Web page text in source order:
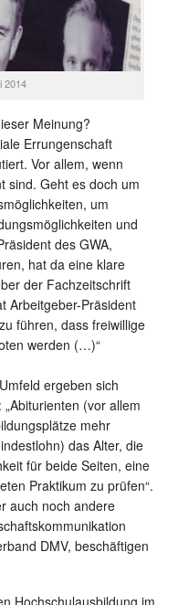
2014
Meinung?
Errungenschaft
Vor allem, wenn
sind. Geht es doch um
um
und
des GWA,
hat da eine klare
der Fachzeitschrift
Arbeitgeber-Präsident
führen, dass freiwillige
werden (…)“
ergeben sich
(vor allem
mehr
das Alter, die
für beide Seiten, eine
Praktikum zu prüfen“.
auch noch andere
DMV, beschäftigen
Hochschulausbildung im